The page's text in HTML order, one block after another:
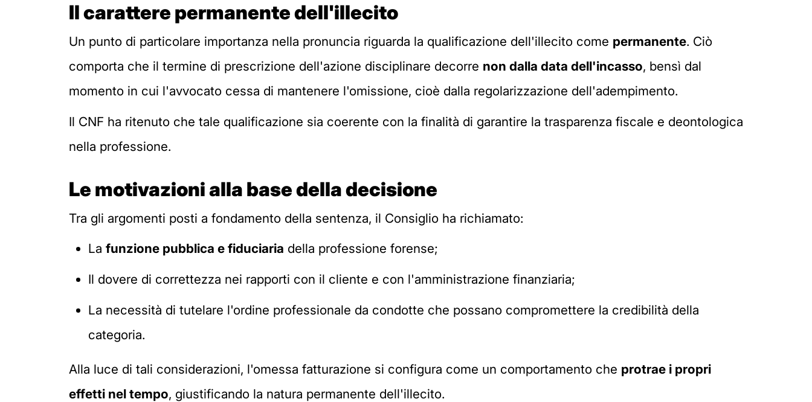
Il carattere permanente dell'illecito
Un punto di particolare importanza nella pronuncia riguarda la qualificazione dell'illecito come permanente. Ciò
comporta che il termine di prescrizione dell'azione disciplinare decorre non dalla data dell'incasso, bensì dal
momento in cui l'avvocato cessa di mantenere l'omissione, cioè dalla regolarizzazione dell'adempimento.
Il CNF ha ritenuto che tale qualificazione sia coerente con la finalità di garantire la trasparenza fiscale e deontologica
nella professione.
Le motivazioni alla base della decisione
Tra gli argomenti posti a fondamento della sentenza, il Consiglio ha richiamato:
La funzione pubblica e fiduciaria della professione forense;
Il dovere di correttezza nei rapporti con il cliente e con l'amministrazione finanziaria;
La necessità di tutelare l'ordine professionale da condotte che possano compromettere la credibilità della
categoria.
Alla luce di tali considerazioni, l'omessa fatturazione si configura come un comportamento che protrae i propri
effetti nel tempo, giustificando la natura permanente dell'illecito.